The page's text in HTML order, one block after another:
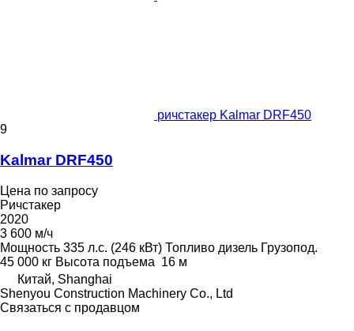
ричстакер Kalmar DRF450
9
Kalmar DRF450
Цена по запросу
Ричстакер
2020
3 600 м/ч
Мощность 335 л.с. (246 кВт) Топливо дизель Грузопод.
45 000 кг Высота подъема 16 м
Китай, Shanghai
Shenyou Construction Machinery Co., Ltd
Связаться с продавцом